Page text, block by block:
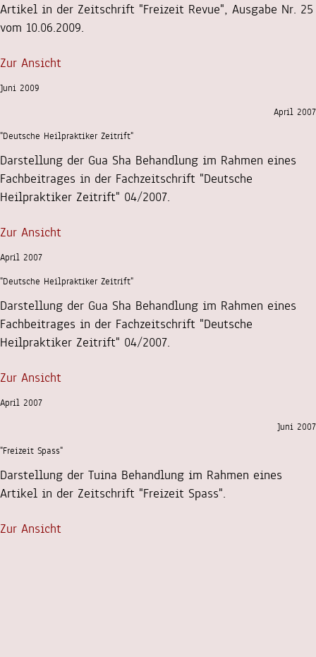
Artikel in der Zeitschrift "Freizeit Revue", Ausgabe Nr. 25
vom 10.06.2009.
Zur Ansicht
Juni 2009
April 2007
"Deutsche Heilpraktiker Zeitrift"
Darstellung der Gua Sha Behandlung im Rahmen eines
Fachbeitrages in der Fachzeitschrift "Deutsche
Heilpraktiker Zeitrift" 04/2007.
Zur Ansicht
April 2007
"Deutsche Heilpraktiker Zeitrift"
Darstellung der Gua Sha Behandlung im Rahmen eines
Fachbeitrages in der Fachzeitschrift "Deutsche
Heilpraktiker Zeitrift" 04/2007.
Zur Ansicht
April 2007
Juni 2007
"Freizeit Spass"
Darstellung der Tuina Behandlung im Rahmen eines
Artikel in der Zeitschrift "Freizeit Spass".
Zur Ansicht